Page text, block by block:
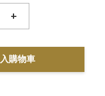
+
購物車